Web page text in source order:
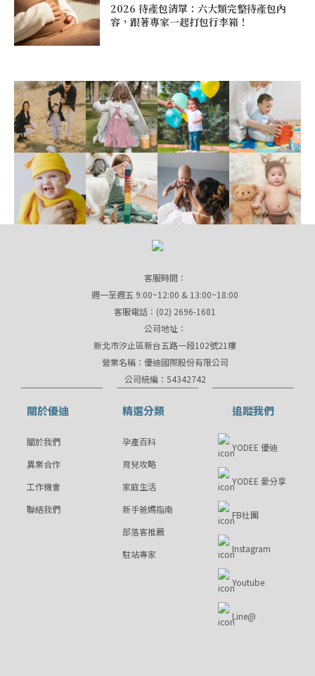
2026 待產包清單：六大類完整待產包內
容，跟著專家一起打包行李箱！
客服時間：
週一至週五 9:00~12:00 & 13:00~18:00
客服電話：(02) 2696-1681
公司地址：
新北市汐止區新台五路一段102號21樓
營業名稱：優迪國際股份有限公司
公司統編：54342742
關於優迪
關於我們
異業合作
工作機會
聯絡我們
精選分類
孕產百科
育兒攻略
家庭生活
新手爸媽指南
部落客推薦
駐站專家
追蹤我們
YODEE 優迪
YODEE 愛分享
FB社團
Instagram
Youtube
Line@